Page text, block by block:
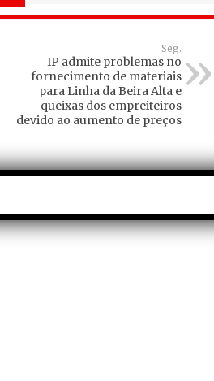
Seg.
IP admite problemas no
fornecimento de materiais
para Linha da Beira Alta e
queixas dos empreiteiros
devido ao aumento de preços